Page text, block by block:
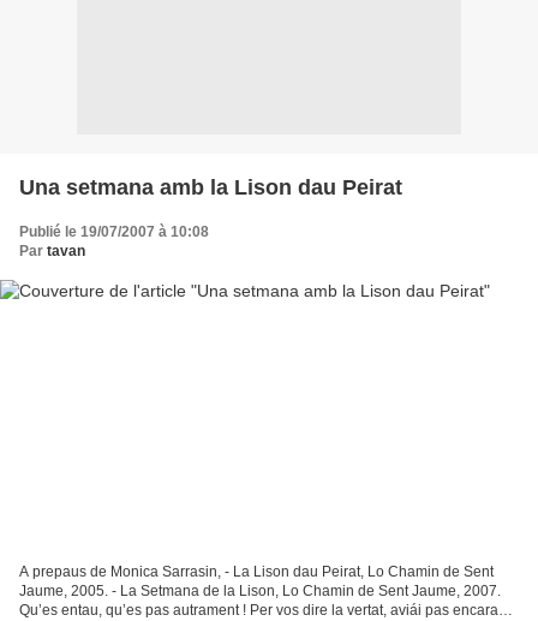
Una setmana amb la Lison dau Peirat
Publié le 19/07/2007 à 10:08
Par tavan
A prepaus de Monica Sarrasin, - La Lison dau Peirat, Lo Chamin de Sent
Jaume, 2005. - La Setmana de la Lison, Lo Chamin de Sent Jaume, 2007.
Qu’es entau, qu’es pas autrament ! Per vos dire la vertat, aviái pas encara